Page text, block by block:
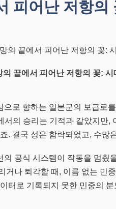
피어난 저항의
의 끝에서 피어난 저항의 꽃: 시
로 향하는 일본군의 보급로
서의 승리는 기적과 같았지만,
. 결국 성은 함락되었고, 수많
의 공식 시스템이 작동을 멈췄
거나 퇴각할 때, 이름 없는 민
터로 기록되지 못한 민중의